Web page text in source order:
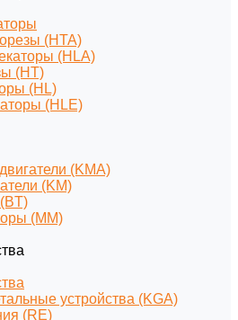
(HTA)
(HLA)
(HT)
(HL)
(HLE)
(KMA)
(KM)
(MM)
устройства (KGA)
(RE)